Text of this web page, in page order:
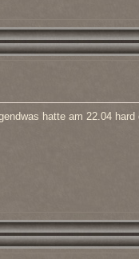
hatte am 22.04 hard